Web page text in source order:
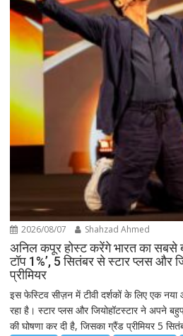
2026/08/07 Shahzad Ahmed
अनिल कपूर होस्ट करेंगे भारत का सबसे
टॉप 1%’, 5 सितंबर से स्टार प्लस और
प्रीमियर
इस फेस्टिव सीज़न में टीवी दर्शकों के लिए एक
रहा है। स्टार प्लस और जियोहॉटस्टार ने अपने
की घोषणा कर दी है, जिसका ग्रैंड प्रीमियर 5